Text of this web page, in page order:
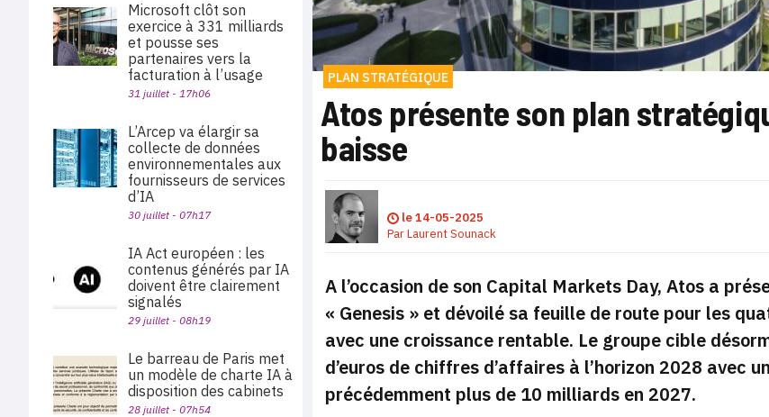
PLAN STRATÉGIQUE
Atos présente son plan
baisse
le14-05-2025
ParLaurent Sounack
A l’occasion de son Capital Markets Day, Atos a
« Genesis » et dévoilé sa feuille de route pour les
avec une croissance rentable. Le groupe cible
d’euros de chiffres d’affaires à l’horizon 2028
précédemment plus de 10 milliards en 2027.
Microsoft clôt son
exercice à 331 milliards
et pousse ses
partenaires vers la
facturation à l’usage
31 juillet - 17h06
L’Arcep va élargir sa
collecte de données
environnementales aux
fournisseurs de services
d’IA
30 juillet - 07h17
IA Act européen : les
contenus générés par IA
doivent être clairement
signalés
29 juillet - 08h19
Le barreau de Paris met
un modèle de charte IA à
disposition des cabinets
28 juillet - 07h54